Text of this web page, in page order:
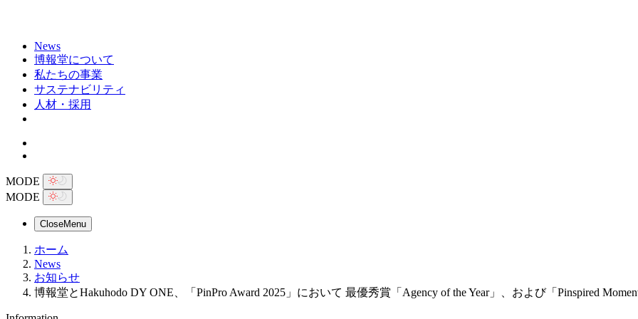
News
博報堂について
私たちの事業
サステナビリティ
人材・採用
MODE
MODE
CloseMenu
ホーム
News
お知らせ
博報堂とHakuhodo DY ONE、「PinPro Award 2025」において 最優秀賞「Agency of the Year」、および「Pinspired